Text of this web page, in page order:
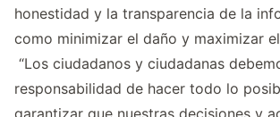
honestidad y la transparencia de la
como minimizar el daño y maximizar
“Los ciudadanos y ciudadanas
responsabilidad de hacer todo lo
garantizar que nuestras decisiones y